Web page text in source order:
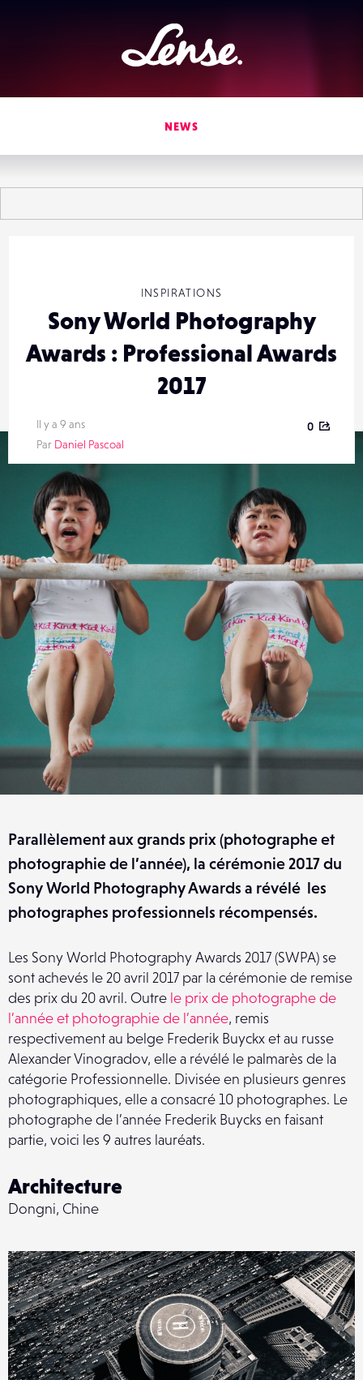
Lense
NEWS
INSPIRATIONS
Sony World Photography
Awards : Professional Awards
2017
Il y a 9 ans
Par Daniel Pascoal
0
Parallèlement aux grands prix (photographe et
photographie de l’année), la cérémonie 2017 du
Sony World Photography Awards a révélé les
photographes professionnels récompensés.
Les Sony World Photography Awards 2017 (SWPA) se
sont achevés le 20 avril 2017 par la cérémonie de remise
des prix du 20 avril. Outre le prix de photographe de
l’année et photographie de l’année, remis
respectivement au belge Frederik Buyckx et au russe
Alexander Vinogradov, elle a révélé le palmarès de la
catégorie Professionnelle. Divisée en plusieurs genres
photographiques, elle a consacré 10 photographes. Le
photographe de l’année Frederik Buycks en faisant
partie, voici les 9 autres lauréats.
Architecture
Dongni, Chine